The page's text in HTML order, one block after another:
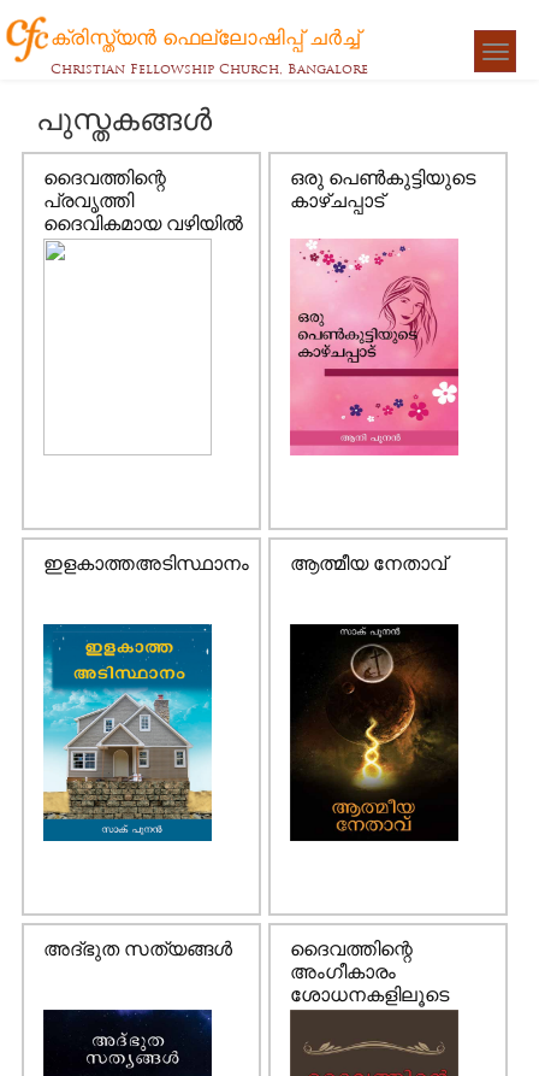
ക്രിസ്ത്യന്‍ ഫെല്ലോഷിപ്പ് ചര്‍ച്ച്
Christian Fellowship Church, Bangalore
പുസ്തകങ്ങൾ
ദൈവത്തിന്റെ
പ്രവൃത്തി
ദൈവികമായ വഴിയില്‍
ഒരു പെണ്‍കുട്ടിയുടെ
കാഴ്ചപ്പാട്
ഇളകാത്തഅടിസ്ഥാനം ആത്മീയ നേതാവ്
അദ്ഭുത സത്യങ്ങള്‍
ദൈവത്തിന്റെ
അംഗീകാരം
ശോധനകളിലൂടെ